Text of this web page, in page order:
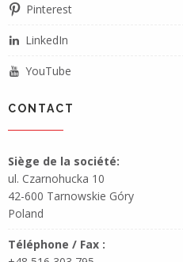
Pinterest
LinkedIn
YouTube
CONTACT
Siège de la société:
ul. Czarnohucka 10
42-600 Tarnowskie Góry
Poland
Téléphone / Fax :